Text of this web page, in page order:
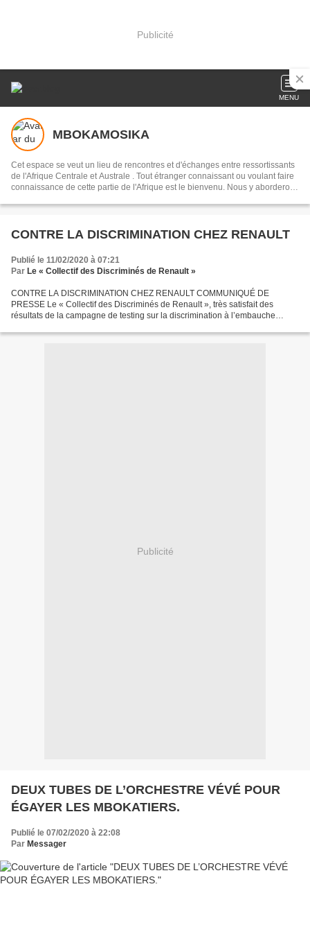
Publicité
MENU
MBOKAMOSIKA
Cet espace se veut un lieu de rencontres et d'échanges entre ressortissants
de l'Afrique Centrale et Australe . Tout étranger connaissant ou voulant faire
connaissance de cette partie de l'Afrique est le bienvenu. Nous y aborderons
interlocuteurs . Notre devise:réduire la distance qui nous sépare du
musique dans toute sa diversité
CONTRE LA DISCRIMINATION CHEZ RENAULT
Publié le 11/02/2020 à 07:21
Par Le « Collectif des Discriminés de Renault »
CONTRE LA DISCRIMINATION CHEZ RENAULT COMMUNIQUÉ DE
PRESSE Le « Collectif des Discriminés de Renault », très satisfait des
résultats de la campagne de testing sur la discrimination à l’embauche
Publicité
DEUX TUBES DE L’ORCHESTRE VÉVÉ POUR
ÉGAYER LES MBOKATIERS.
Publié le 07/02/2020 à 22:08
Par Messager